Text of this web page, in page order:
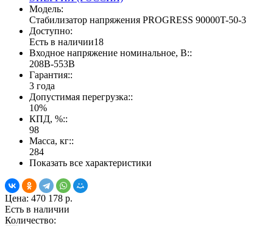
Модель:
Стабилизатор напряжения PROGRESS 90000T-50-3
Доступно:
Есть в наличии18
Входное напряжение номинальное, В::
208В-553В
Гарантия::
3 года
Допустимая перегрузка::
10%
КПД, %::
98
Масса, кг::
284
Показать все характеристики
Цена: 470 178 р.
Есть в наличии
Количество: